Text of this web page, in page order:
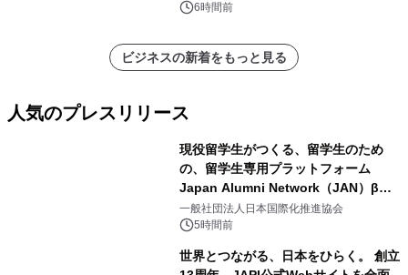
6時間前
ビジネスの新着をもっと見る
人気のプレスリリース
現役留学生がつくる、留学生のため
の、留学生専用プラットフォーム
Japan Alumni Network（JAN）β版
をリリース
一般社団法人日本国際化推進協会
5時間前
世界とつながる、日本をひらく。 創立